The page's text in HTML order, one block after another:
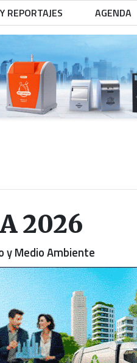
REPORTAJES AGENDA
2026
y Medio Ambiente